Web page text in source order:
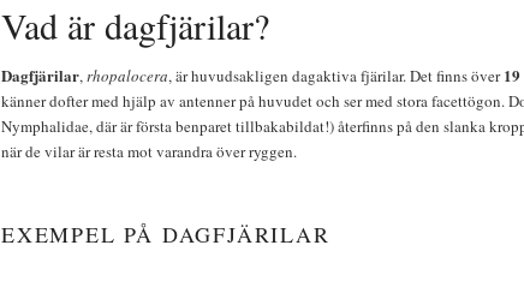
Vad är dagfjärilar?
Dagfjärilar,rhopalocera, är huvudsakligen dagaktiva fjärilar. Det finns över
känner dofter med hjälp av antenner på huvudet och ser med stora facettögon.
Nymphalidae, där är första benparet tillbakabildat!) återfinns på den slanka
när de vilar är resta mot varandra över ryggen.
EXEMPEL PÅ DAGFJÄRILAR